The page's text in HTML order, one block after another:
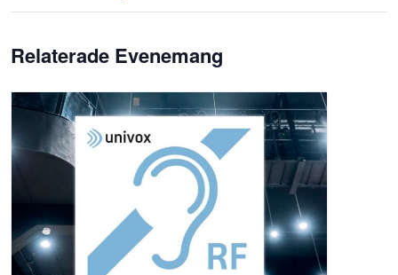
Relaterade Evenemang